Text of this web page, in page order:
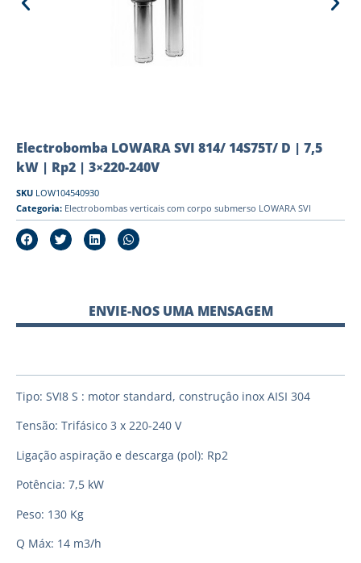
Electrobomba LOWARA SVI 814/ 14S75T/ D | 7,5
kW | Rp2 | 3×220-240V
SKU LOW104540930
Categoria: Electrobombas verticais com corpo submerso LOWARA SVI
ENVIE-NOS UMA MENSAGEM
Tipo: SVI8 S : motor standard, construçâo inox AISI 304
Tensão: Trifásico 3 x 220-240 V
Ligação aspiração e descarga (pol): Rp2
Potência: 7,5 kW
Peso: 130 Kg
Q Máx: 14 m3/h